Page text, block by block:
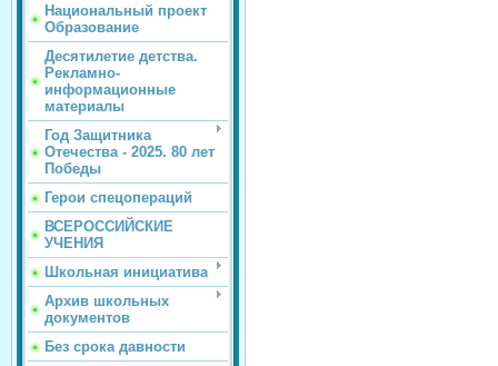
Национальный проект
Образование
Десятилетие детства.
Рекламно-
информационные
материалы
Год Защитника
Отечества - 2025. 80 лет
Победы
Герои спецопераций
ВСЕРОССИЙСКИЕ
УЧЕНИЯ
Школьная инициатива
Архив школьных
документов
Без срока давности